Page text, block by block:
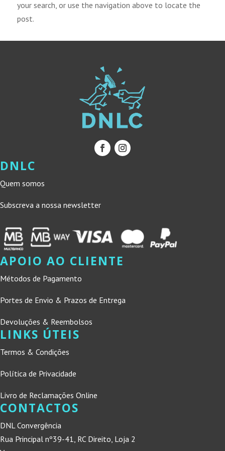
your search, or use the navigation above to locate the
post.
DNLC
Quem somos
Subscreva a nossa newsletter
APOIO AO CLIENTE
Métodos de Pagamento
Portes de Envio & Prazos de Entrega
Devoluções & Reembolsos
LINKS ÚTEIS
Termos & Condições
Política de Privacidade
Livro de Reclamações Online
CONTACTOS
DNL Convergência
Rua Principal nº39-41, RC Direito, Loja 2